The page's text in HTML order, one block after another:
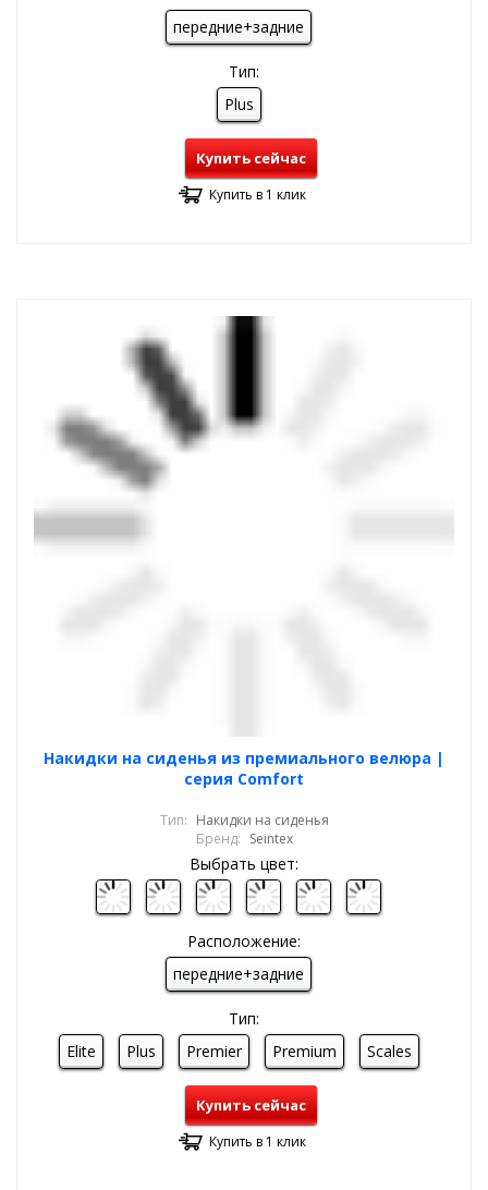
передние+задние
Тип:
Plus
Купить сейчас
Купить в 1 клик
Накидки на сиденья из премиального велюра |
серия Comfort
Тип: Накидки на сиденья
Бренд: Seintex
Выбрать цвет:
Расположение:
передние+задние
Тип:
Elite
Plus Premier Premium Scales
Купить сейчас
Купить в 1 клик